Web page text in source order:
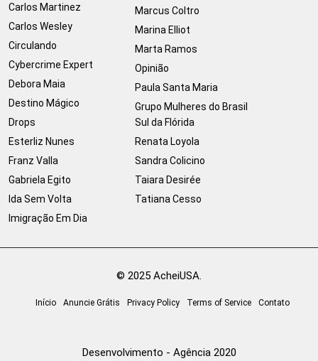
Carlos Martinez
Carlos Wesley
Circulando
Cybercrime Expert
Debora Maia
Destino Mágico
Drops
Esterliz Nunes
Franz Valla
Gabriela Egito
Ida Sem Volta
Imigração Em Dia
Marcus Coltro
Marina Elliot
Marta Ramos
Opinião
Paula Santa Maria
Grupo Mulheres do Brasil
Sul da Flórida
Renata Loyola
Sandra Colicino
Taiara Desirée
Tatiana Cesso
© 2025 AcheiUSA.
Início Anuncie Grátis Privacy Policy Terms of Service Contato
Desenvolvimento - Agência 2020